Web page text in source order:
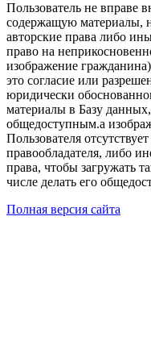
Пользователь не вправе
содержащую материалы,
авторские права либо
право на
изображение
это согласие или
юридически
материалы в Базу
общедоступным.а
Пользователя
правообладателя, либо
права, чтобы загружать
числе делать его
Полная версия сайта